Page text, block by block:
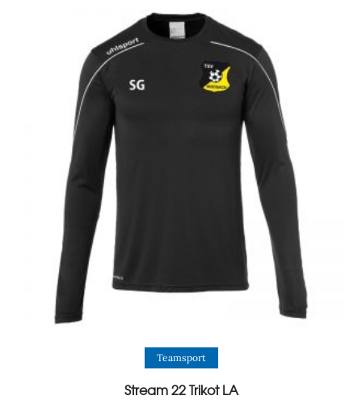
View Product
Teamsport
Stream 22 Trikot LA